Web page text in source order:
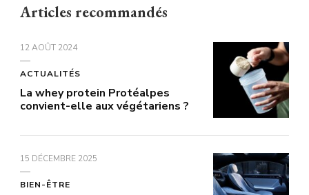
Articles recommandés
12 AOÛT 2024
ACTUALITÉS
La whey protein Protéalpes
convient-elle aux végétariens ?
15 DÉCEMBRE 2025
BIEN-ÊTRE